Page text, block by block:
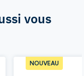
vous
NOUVEAU